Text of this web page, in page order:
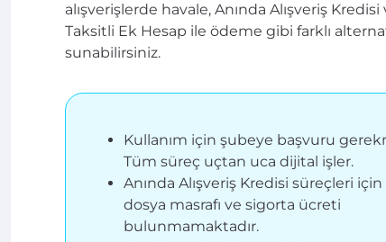
alışverişlerde havale, Anında Alışveriş Kredisi
Taksitli Ek Hesap ile ödeme gibi farklı
sunabilirsiniz.
Kullanım için şubeye başvuru
Tüm süreç uçtan uca dijital işler.
Anında Alışveriş Kredisi süreçleri için
dosya masrafı ve sigorta ücreti
bulunmamaktadır.